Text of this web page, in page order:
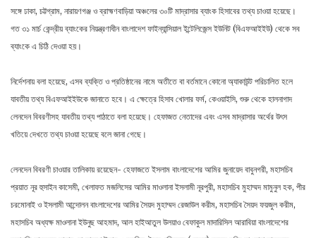
সঙ্গে ঢাকা, চট্টগ্রাম, নারায়ণগঞ্জ ও ব্রাহ্মণবাড়িয়া অঞ্চলের ৩০টি মাদ্রাসার ব্যাংক হিসাবের তথ্য চাওয়া হয়েছে।
গত ৩১ মার্চ কেন্দ্রীয় ব্যাংকের নিয়ন্ত্রণাধীন বাংলাদেশ ফাইন্যান্সিয়াল ইন্টেলিজেন্স ইউনিট (বিএফআইইউ) থেকে সব
ব্যাংকে এ চিঠি দেওয়া হয়।
নির্দেশনায় বলা হয়েছে, এসব ব্যক্তি ও প্রতিষ্ঠানের নামে অতীতে বা বর্তমানে কোনো অ্যাকাউন্ট পরিচালিত হলে
যাবতীয় তথ্য বিএফআইইউকে জানাতে হবে। এ ক্ষেত্রে হিসাব খোলার ফর্ম, কেওয়াইসি, শুরু থেকে হালনাগাদ
লেনদেন বিবরণীসহ যাবতীয় তথ্য পাঠাতে বলা হয়েছে। হেফাজত নেতাদের এবং এসব মাদ্রাসার অর্থের উৎস
খতিয়ে দেখতে তথ্য চাওয়া হয়েছে বলে জানা গেছে।
লেনদেন বিবরণী চাওয়ার তালিকায় রয়েছেন- হেফাজতে ইসলাম বাংলাদেশের আমির জুনায়েদ বাবুনগরী, মহাসচিব
প্রয়াত নূর হুসাইন কাসেমী, খেলাফত মজলিসের আমির মাওলানা ইসলামী নূরপুরী, মহাসচিব মুহাম্মদ মামুনুল হক, পীর
চরমোনাই ও ইসলামী আন্দোলন বাংলাদেশের আমির সৈয়দ মুহাম্মদ রেজাউল করীম, মহাসচিব সৈয়দ ফয়জুল করীম,
মহাসচিব অধ্যক্ষ মাওলানা ইউনুছ আহমাদ, আল হাইআতুল উলয়াও বেফাকুল মাদারিসিল আরাবিয়া বাংলাদেশের